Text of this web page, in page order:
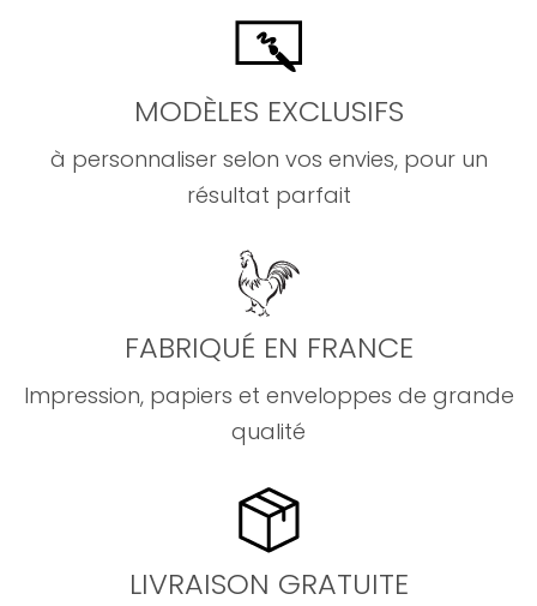
MODÈLES EXCLUSIFS
à personnaliser selon vos envies, pour un
résultat parfait
FABRIQUÉ EN FRANCE
Impression, papiers et enveloppes de grande
qualité
LIVRAISON GRATUITE